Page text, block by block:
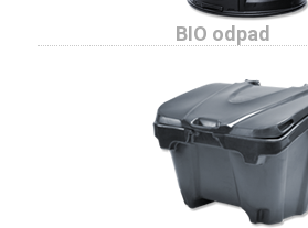
BIO odpad